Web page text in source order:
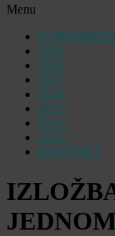
Menu
O PROJEKTU
2024.
2018.
2017.
2016.
2015.
2014.
2013.
KONTAKT